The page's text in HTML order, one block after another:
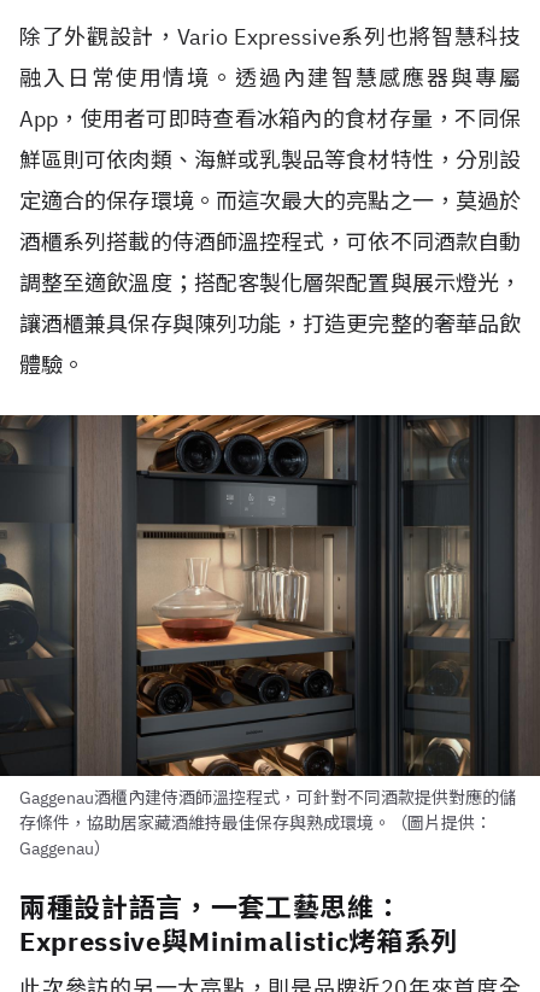
除了外觀設計，Vario Expressive系列也將智慧科技
融入日常使用情境。透過內建智慧感應器與專屬
App，使用者可即時查看冰箱內的食材存量，不同保
鮮區則可依肉類、海鮮或乳製品等食材特性，分別設
定適合的保存環境。而這次最大的亮點之一，莫過於
酒櫃系列搭載的侍酒師溫控程式，可依不同酒款自動
調整至適飲溫度；搭配客製化層架配置與展示燈光，
讓酒櫃兼具保存與陳列功能，打造更完整的奢華品飲
體驗。
Gaggenau酒櫃內建侍酒師溫控程式，可針對不同酒款提供對應的儲
存條件，協助居家藏酒維持最佳保存與熟成環境。（圖片提供：
Gaggenau）
兩種設計語言，一套工藝思維：
Expressive與Minimalistic烤箱系列